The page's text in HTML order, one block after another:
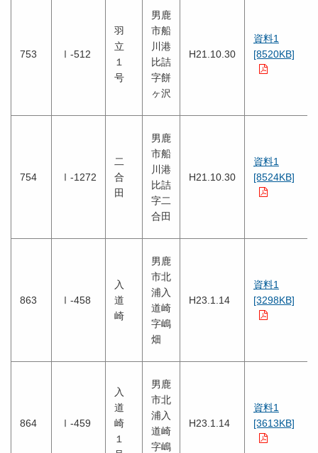
753 Ⅰ-512
羽
立
１
号
男鹿
市船
川港
比詰
字餅
ヶ沢
H21.10.30
資料1
[8520KB]
754 Ⅰ-1272
二
合
田
男鹿
市船
川港
比詰
字二
合田
H21.10.30
資料1
[8524KB]
863 Ⅰ-458
入
道
崎
男鹿
市北
浦入
道崎
字嶋
畑
H23.1.14
資料1
[3298KB]
864 Ⅰ-459
入
道
崎
１
男鹿
市北
浦入
道崎
字嶋
H23.1.14
資料1
[3613KB]